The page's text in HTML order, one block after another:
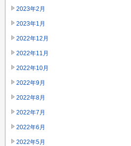
2023年2月
2023年1月
2022年12月
2022年11月
2022年10月
2022年9月
2022年8月
2022年7月
2022年6月
2022年5月